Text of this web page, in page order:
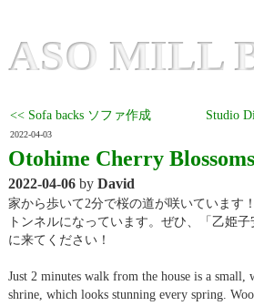
ASO MILL
<< Sofa backs ソファ作成
2022-04-03
Studio
Otohime Cherry
2022-04-06by David
家から歩いて2分で桜の道が咲いています
トンネルになっています。ぜひ、「乙姫
に来てください！
Just 2 minutes walk from the house is a small,
shrine, which looks stunning every spring.